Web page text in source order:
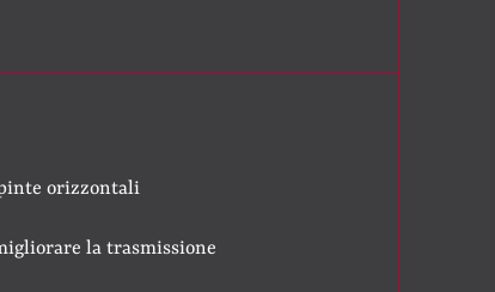
orizzontali
la trasmissione